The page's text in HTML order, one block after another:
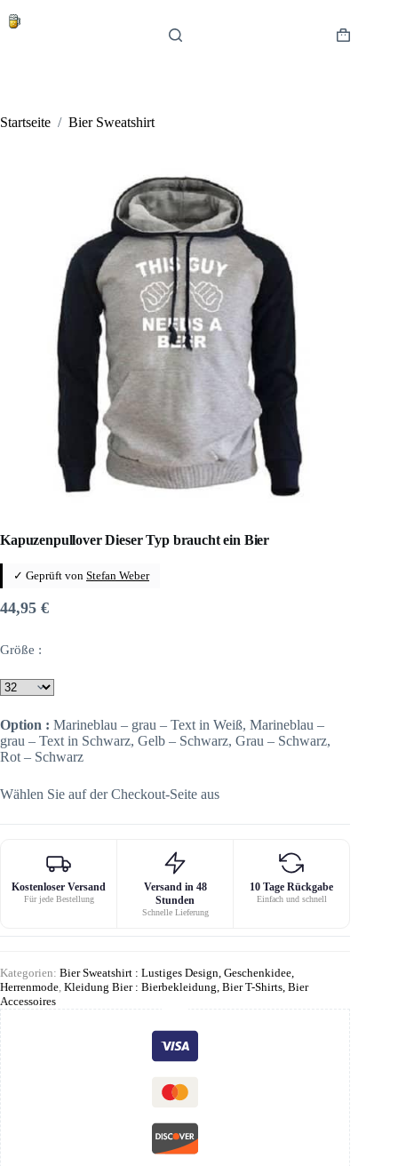
Inhalt
Warenkorb
Startseite / Bier Sweatshirt
Kapuzenpullover Dieser Typ braucht ein Bier
✓ Geprüft von Stefan Weber
44,95 €
Größe :
Option : Marineblau – grau – Text in Weiß, Marineblau –
grau – Text in Schwarz, Gelb – Schwarz, Grau – Schwarz,
Rot – Schwarz
Wählen Sie auf der Checkout-Seite aus
Kostenloser Versand
Für jede Bestellung
Versand in 48
Stunden
Schnelle Lieferung
10 Tage Rückgabe
Einfach und schnell
Kategorien: Bier Sweatshirt : Lustiges Design, Geschenkidee,
Herrenmode Kleidung Bier : Bierbekleidung, Bier T-Shirts, Bier
Accessoires